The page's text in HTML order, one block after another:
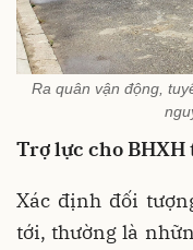
Ra quân vận động,
Trợ lực cho BHXH
Xác định đối
tới, thường là